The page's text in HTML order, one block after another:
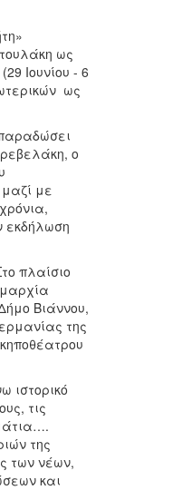
ως
Ιουνίου - 6
ως
ο
με
εκδήλωση
πλαίσιο
Βιάννου,
της
ιστορικό
τις
της
των νέων,
και